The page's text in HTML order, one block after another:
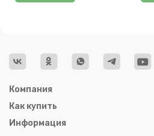
Компания
Как купить
Информация